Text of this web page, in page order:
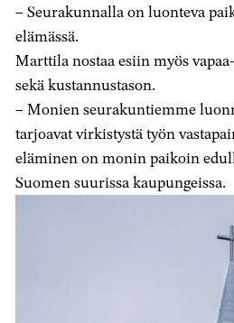
– Seurakunnalla on luonteva
elämässä.
Marttila nostaa esiin myös
sekä kustannustason.
– Monien seurakuntiemme
tarjoavat virkistystä työn
eläminen on monin paikoin
Suomen suurissa kaupungeissa.